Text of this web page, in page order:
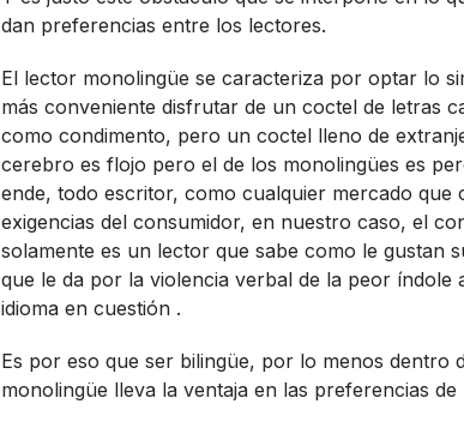
dan preferencias entre los lectores.
El lector monolingüe se caracteriza por optar lo
más conveniente disfrutar de un coctel de letras
como condimento, pero un coctel lleno de
cerebro es flojo pero el de los monolingües es
ende, todo escritor, como cualquier mercado que
exigencias del consumidor, en nuestro caso, el
solamente es un lector que sabe como le gustan
que le da por la violencia verbal de la peor í­ndole
idioma en cuestión .
Es por eso que ser bilingüe, por lo menos dentro
monolingüe lleva la ventaja en las preferencias